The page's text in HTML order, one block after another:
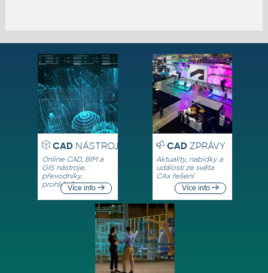
CADNÁSTROJE
Online CAD, BIM a
GIS nástroje,
převodníky,
prohlížečeVíce info
CADZPRÁVY
Aktuality, nabídky a
události ze světa
CAx řešení
Více info